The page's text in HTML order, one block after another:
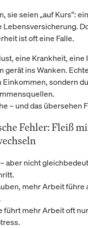
sie seien „auf Kurs“:
Lebensversicherung.
ist oft eine Falle.
eine Krankheit, eine
gerät ins Wanken.
sondern
– und das übersehen
Fehler: Fleiß
aber nicht
mehr Arbeit führe
führt mehr Arbeit oft